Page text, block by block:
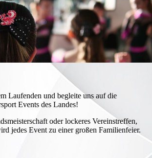
Laufenden und begleite uns auf die
Events des Landes!
oder lockeres Vereinstreffen,
jedes Event zu einer großen Familienfeier.